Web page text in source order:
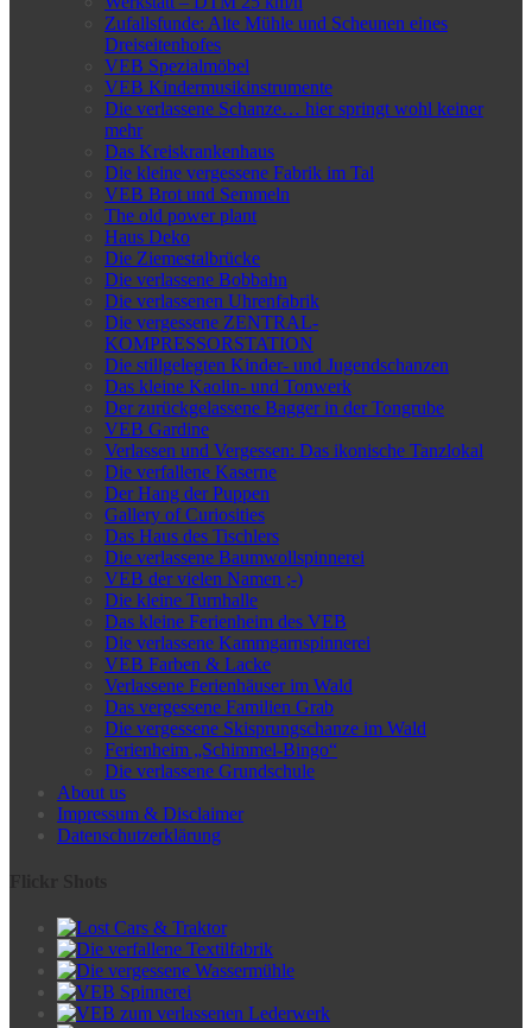
Zufallsfunde: Alte Mühle und Scheunen eines
Dreiseitenhofes
VEB Spezialmöbel
VEB Kindermusikinstrumente
Die verlassene Schanze… hier springt wohl keiner
mehr
Das Kreiskrankenhaus
Die kleine vergessene Fabrik im Tal
VEB Brot und Semmeln
The old power plant
Haus Deko
Die Ziemestalbrücke
Die verlassene Bobbahn
Die verlassenen Uhrenfabrik
Die vergessene ZENTRAL-
KOMPRESSORSTATION
Die stillgelegten Kinder- und Jugendschanzen
Das kleine Kaolin- und Tonwerk
Der zurückgelassene Bagger in der Tongrube
VEB Gardine
Verlassen und Vergessen: Das ikonische Tanzlokal
Die verfallene Kaserne
Der Hang der Puppen
Gallery of Curiosities
Das Haus des Tischlers
Die verlassene Baumwollspinnerei
VEB der vielen Namen ;-)
Die kleine Turnhalle
Das kleine Ferienheim des VEB
Die verlassene Kammgarnspinnerei
VEB Farben & Lacke
Verlassene Ferienhäuser im Wald
Das vergessene Familien Grab
Die vergessene Skisprungschanze im Wald
Ferienheim „Schimmel-Bingo“
Die verlassene Grundschule
About us
Impressum & Disclaimer
Datenschutzerklärung